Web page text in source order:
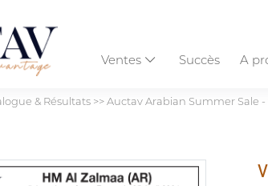
Ventes Succès A
& Résultats>>Auctav Arabian Summer Sale -